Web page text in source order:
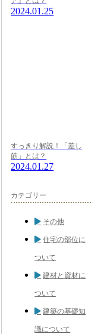
2024.01.25
すっきり解説！「差し
筋」とは？
2024.01.27
カテゴリー
その他
住宅の部位に
ついて
建材と資材に
ついて
建築の基礎知
識について